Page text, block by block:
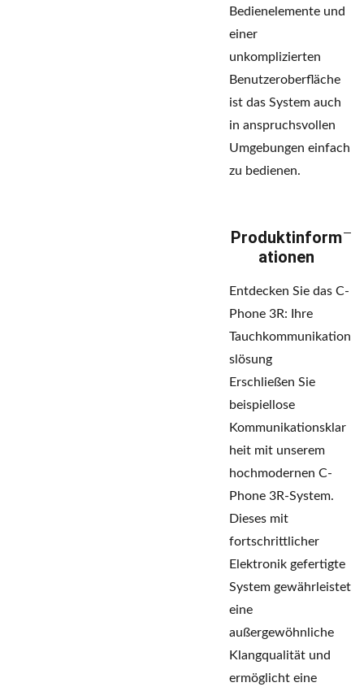
Bedienelemente und
einer
unkomplizierten
Benutzeroberfläche
ist das System auch
in anspruchsvollen
Umgebungen einfach
zu bedienen.
Produktinform
ationen
Entdecken Sie das C-
Phone 3R: Ihre
Tauchkommunikation
slösung
Erschließen Sie
beispiellose
Kommunikationsklar
heit mit unserem
hochmodernen C-
Phone 3R-System.
Dieses mit
fortschrittlicher
Elektronik gefertigte
System gewährleistet
eine
außergewöhnliche
Klangqualität und
ermöglicht eine